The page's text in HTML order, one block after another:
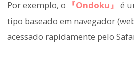
Por exemplo, o 『Ondoku』 é
tipo baseado em navegador
acessado rapidamente pelo